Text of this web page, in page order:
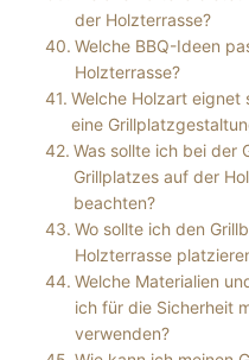
der Holzterrasse?
Welche BBQ-Ideen
Holzterrasse?
Welche Holzart eignet
eine
Was sollte ich bei der
Grillplatzes auf der
beachten?
Wo sollte ich den
Holzterrasse
Welche Materialien
ich für die Sicherheit
verwenden?